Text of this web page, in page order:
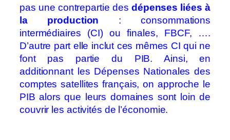
pas une contrepartie des dépenses liées à
la production : consommations
intermédiaires (CI) ou finales, FBCF, ….
D’autre part elle inclut ces mêmes CI qui ne
font pas partie du PIB. Ainsi, en
additionnant les Dépenses Nationales des
comptes satellites français, on approche le
PIB alors que leurs domaines sont loin de
couvrir les activités de l’économie.